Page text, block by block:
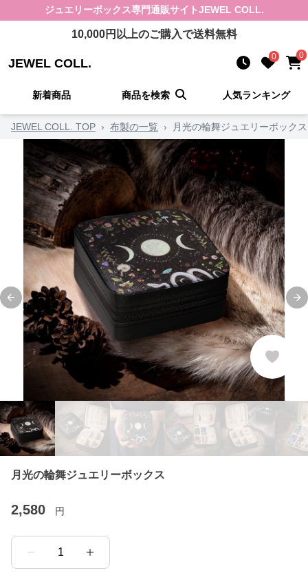
ジュエリーボックス専門通販サイトJEWEL COLL.
10,000円以上のご購入で送料無料
JEWEL COLL. 0 0
新着商品 商品を検索 人気ランキング
JEWEL COLL. TOP › 布製の一覧 › 月光の輪舞ジュエリーボックス
Previous slide
月光の輪舞ジュエリーボックス
2,580 円
1